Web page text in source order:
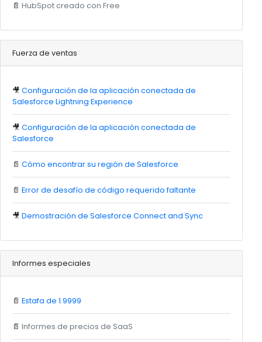
📄 HubSpot creado con Free
Fuerza de ventas
🎥 Configuración de la aplicación conectada de
Salesforce Lightning Experience
🎥 Configuración de la aplicación conectada de
Salesforce
📄 Cómo encontrar su región de Salesforce
📄 Error de desafío de código requerido faltante
🎥 Demostración de Salesforce Connect and Sync
Informes especiales
📄 Estafa de 1.9999
📄 Informes de precios de SaaS